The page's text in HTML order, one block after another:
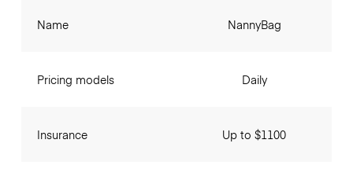
Name
Pricing models
Insurance
NannyBag
Daily
Up to $1100